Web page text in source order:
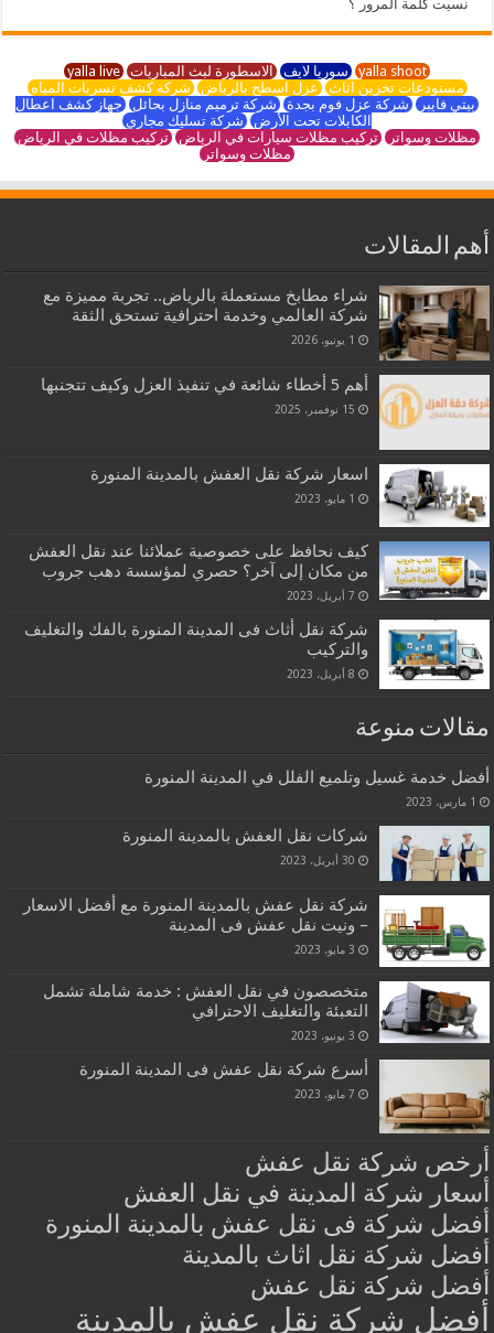
نسيت كلمة المرور ؟
yalla shoot سوريا لايف الاسطورة لبث المباريات yalla live
مستودعات تخزين اثاث عزل اسطح بالرياض شركة كشف تسربات المياه
بيتي فايبر شركة عزل فوم بجدة شركة ترميم منازل بحائل جهاز كشف اعطال
الكابلات تحت الأرض شركة تسليك مجاري
مظلات وسواتر تركيب مظلات سيارات في الرياض تركيب مظلات في الرياض
مظلات وسواتر
أهم المقالات
شراء مطابخ مستعملة بالرياض.. تجربة مميزة مع
شركة العالمي وخدمة احترافية تستحق الثقة
1 يونيو، 2026
أهم 5 أخطاء شائعة في تنفيذ العزل وكيف تتجنبها
15 نوفمبر، 2025
اسعار شركة نقل العفش بالمدينة المنورة
1 مايو، 2023
كيف نحافظ على خصوصية عملائنا عند نقل العفش
من مكان إلى آخر؟ حصري لمؤسسة دهب جروب
7 أبريل، 2023
شركة نقل أثاث فى المدينة المنورة بالفك والتغليف
والتركيب
8 أبريل، 2023
مقالات منوعة
أفضل خدمة غسيل وتلميع الفلل في المدينة المنورة
1 مارس، 2023
شركات نقل العفش بالمدينة المنورة
30 أبريل، 2023
شركة نقل عفش بالمدينة المنورة مع أفضل الاسعار
– ونيت نقل عفش فى المدينة
3 مايو، 2023
متخصصون في نقل العفش : خدمة شاملة تشمل
التعبئة والتغليف الاحترافي
3 يونيو، 2023
أسرع شركة نقل عفش فى المدينة المنورة
7 مايو، 2023
أرخص شركة نقل عفش
أسعار شركة المدينة في نقل العفش
أفضل شركة فى نقل عفش بالمدينة المنورة
أفضل شركة نقل اثاث بالمدينة
أفضل شركة نقل عفش
أفضل شركة نقل عفش بالمدينة